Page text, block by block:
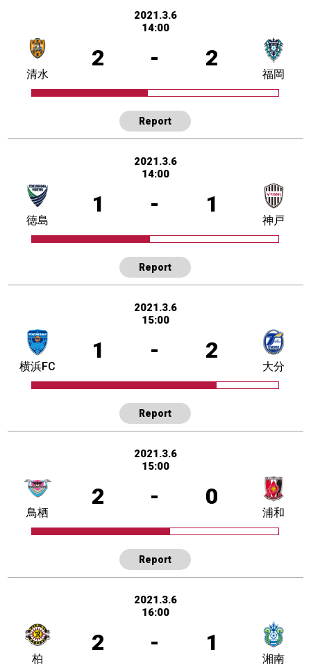
2021.3.6
14:00
2 - 2
清水 福岡
Report
2021.3.6
14:00
1 - 1
徳島 神戸
Report
2021.3.6
15:00
1 - 2
横浜FC 大分
Report
2021.3.6
15:00
2 - 0
鳥栖 浦和
Report
2021.3.6
16:00
2 - 1
柏 湘南